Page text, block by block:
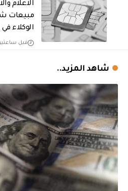
الاعلام
مبيعات
الوكلاء
قبل
شاهد المزيد..